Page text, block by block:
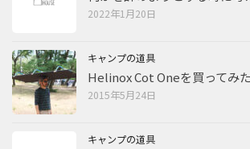
2022年1月20日
キャンプの道具
Helinox Cot Oneを買ってみた
2015年5月24日
キャンプの道具